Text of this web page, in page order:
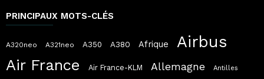
PRINCIPAUX MOTS-CLÉS
A320neo A321neo A350 A380 Afrique Airbus
Air France Air France-KLM Allemagne Antilles